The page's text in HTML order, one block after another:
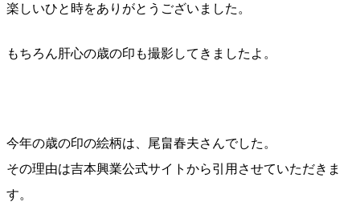
楽しいひと時をありがとうございました。
もちろん肝心の歳の印も撮影してきましたよ。
今年の歳の印の絵柄は、尾畠春夫さんでした。
その理由は吉本興業公式サイトから引用させていただきま
す。